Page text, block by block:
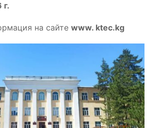
г.
на сайте www. ktec.kg